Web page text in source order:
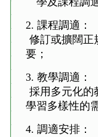
2. 課程調適 ：
修訂或擴闊正
要；
3. 教學調適：
採用多元化的
學習多樣性的
4. 調適安排：